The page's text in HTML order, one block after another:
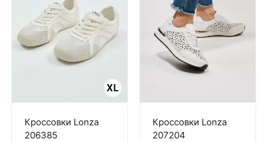
Кроссовки Lonza
206385
Кроссовки Lonza
207204